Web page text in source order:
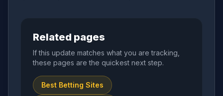
Related pages
If this update matches what you are tracking,
these pages are the quickest next step.
Best Betting Sites